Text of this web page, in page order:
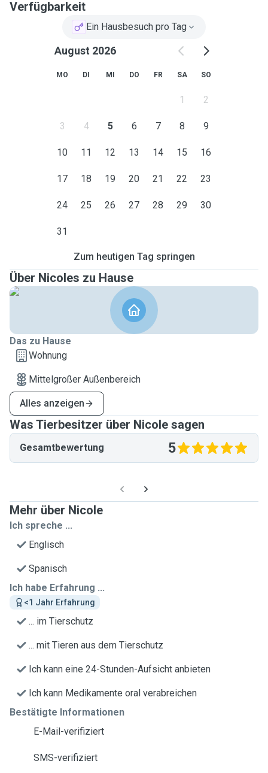
Verfügbarkeit
Ein Hausbesuch pro Tag
August 2026
MO DI MI DO FR SA SO
1 2
3 4 5 6 7 8 9
10 11 12 13 14 15 16
17 18 19 20 21 22 23
24 25 26 27 28 29 30
31
Zum heutigen Tag springen
Über Nicoles zu Hause
Das zu Hause
Wohnung
Mittelgroßer Außenbereich
Alles anzeigen
Was Tierbesitzer über Nicole sagen
Gesamtbewertung 5
Mehr über Nicole
Ich spreche ...
Englisch
Spanisch
Ich habe Erfahrung ...
<1 Jahr Erfahrung
... im Tierschutz
... mit Tieren aus dem Tierschutz
Ich kann eine 24-Stunden-Aufsicht anbieten
Ich kann Medikamente oral verabreichen
Bestätigte Informationen
E-Mail-verifiziert
SMS-verifiziert